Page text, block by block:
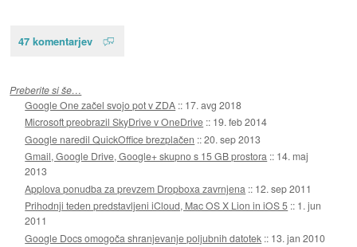
47 komentarjev
Preberite si še…
Google One začel svojo pot v ZDA :: 17. avg 2018
Microsoft preobrazil SkyDrive v OneDrive :: 19. feb 2014
Google naredil QuickOffice brezplačen ::20. sep 2013
Gmail, Google Drive, Google+ skupno s 15 GB prostora :: 14. maj
2013
Applova ponudba za prevzem Dropboxa zavrnjena :: 12. sep 2011
Prihodnji teden predstavljeni iCloud, Mac OS X Lion in iOS 5 :: 1. jun
2011
Google Docs omogoča shranjevanje poljubnih datotek :: 13. jan 2010